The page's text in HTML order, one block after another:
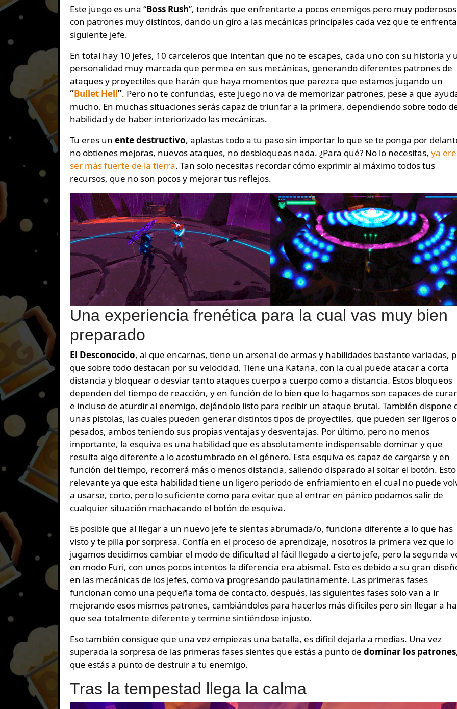
Este juego es una “Boss Rush”, tendrás que enfrentarte a pocos enemigos pero muy
con patrones muy distintos, dando un giro a las mecánicas principales cada vez que te
siguiente jefe.
En total hay 10 jefes, 10 carceleros que intentan que no te escapes, cada uno con su historia y
personalidad muy marcada que permea en sus mecánicas, generando diferentes patrones de
ataques y proyectiles que harán que haya momentos que parezca que estamos jugando un
“Bullet Hell”. Pero no te confundas, este juego no va de memorizar patrones, pese a que
mucho. En muchas situaciones serás capaz de triunfar a la primera, dependiendo sobre todo
habilidad y de haber interiorizado las mecánicas.
Tu eres un ente destructivo, aplastas todo a tu paso sin importar lo que se te ponga por
no obtienes mejoras, nuevos ataques, no desbloqueas nada. ¿Para qué? No lo necesitas, ya
ser más fuerte de la tierra. Tan solo necesitas recordar cómo exprimir al máximo todos tus
recursos, que no son pocos y mejorar tus reflejos.
Una experiencia frenética para la cual vas muy bien
preparado
El Desconocido, al que encarnas, tiene un arsenal de armas y habilidades bastante variadas,
que sobre todo destacan por su velocidad. Tiene una Katana, con la cual puede atacar a corta
distancia y bloquear o desviar tanto ataques cuerpo a cuerpo como a distancia. Estos bloqueos
dependen del tiempo de reacción, y en función de lo bien que lo hagamos son capaces de
e incluso de aturdir al enemigo, dejándolo listo para recibir un ataque brutal. También dispone
unas pistolas, las cuales pueden generar distintos tipos de proyectiles, que pueden ser ligeros o
pesados, ambos teniendo sus propias ventajas y desventajas. Por último, pero no menos
importante, la esquiva es una habilidad que es absolutamente indispensable dominar y que
resulta algo diferente a lo acostumbrado en el género. Esta esquiva es capaz de cargarse y en
función del tiempo, recorrerá más o menos distancia, saliendo disparado al soltar el botón.
relevante ya que esta habilidad tiene un ligero periodo de enfriamiento en el cual no puede
a usarse, corto, pero lo suficiente como para evitar que al entrar en pánico podamos salir de
cualquier situación machacando el botón de esquiva.
Es posible que al llegar a un nuevo jefe te sientas abrumada/o, funciona diferente a lo que has
visto y te pilla por sorpresa. Confía en el proceso de aprendizaje, nosotros la primera vez que lo
jugamos decidimos cambiar el modo de dificultad al fácil llegado a cierto jefe, pero la segunda
en modo Furi, con unos pocos intentos la diferencia era abismal. Esto es debido a su gran
en las mecánicas de los jefes, como va progresando paulatinamente. Las primeras fases
funcionan como una pequeña toma de contacto, después, las siguientes fases solo van a ir
mejorando esos mismos patrones, cambiándolos para hacerlos más difíciles pero sin llegar a
que sea totalmente diferente y termine sintiéndose injusto.
Eso también consigue que una vez empiezas una batalla, es difícil dejarla a medias. Una vez
superada la sorpresa de las primeras fases sientes que estás a punto de dominar los patrones
que estás a punto de destruir a tu enemigo.
Tras la tempestad llega la calma